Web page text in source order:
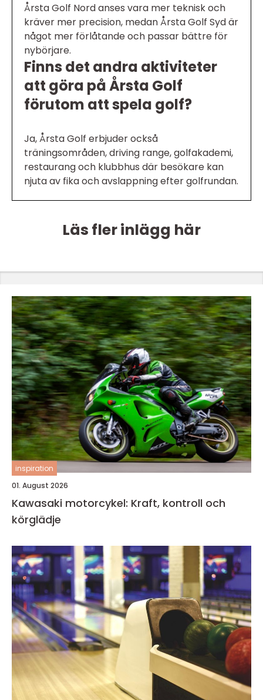
Årsta Golf Nord anses vara mer teknisk och
kräver mer precision, medan Årsta Golf Syd är
något mer förlåtande och passar bättre för
nybörjare.
Finns det andra aktiviteter
att göra på Årsta Golf
förutom att spela golf?
Ja, Årsta Golf erbjuder också
träningsområden, driving range, golfakademi,
restaurang och klubbhus där besökare kan
njuta av fika och avslappning efter golfrundan.
Läs fler inlägg här
inspiration
01. August 2026
Kawasaki motorcykel: Kraft, kontroll och
körglädje